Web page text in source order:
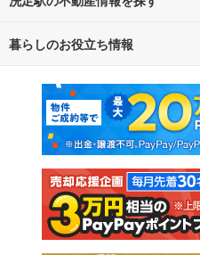
不動産・住宅
新築マンション
新築一戸建て
注文住宅
売却査定
暮らしのお役立ち情報
マンションカタログ